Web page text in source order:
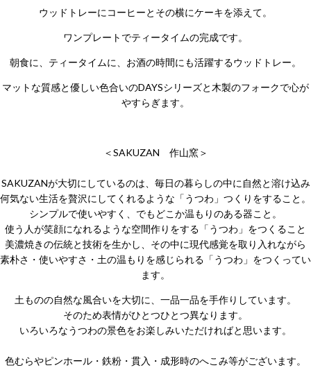
ウッドトレーにコーヒーとその横にケーキを添えて。
ワンプレートでティータイムの完成です。
朝食に、ティータイムに、お酒の時間にも活躍するウッドトレー。
マットな質感と優しい色合いのDAYSシリーズと木製のフォークで心が
やすらぎます。
＜SAKUZAN 作山窯＞
SAKUZANが大切にしているのは、毎日の暮らしの中に自然と溶け込み
何気ない生活を贅沢にしてくれるような「うつわ」つくりをすること。
シンプルで使いやすく、でもどこか温もりのある器こと。
使う人が笑顔になれるような空間作りをする「うつわ」をつくること
美濃焼きの伝統と技術を生かし、その中に現代感覚を取り入れながら
素朴さ・使いやすさ・土の温もりを感じられる「うつわ」をつくってい
ます。
土ものの自然な風合いを大切に、一品一品を手作りしています。
そのため表情がひとつひとつ異なります。
いろいろなうつわの景色をお楽しみいただければと思います。
色むらやピンホール・鉄粉・貫入・成形時のへこみ等がございます。